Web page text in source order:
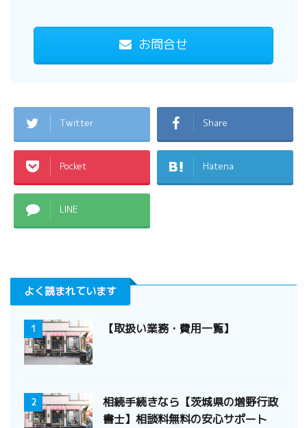
お問合せ
Twitter Share
Pocket Hatena
LINE
よく読まれています
1 【取扱い業務・費用一覧】
2
相続手続きなら【茨城県の増野行政
書士】相談料無料の安心サポート